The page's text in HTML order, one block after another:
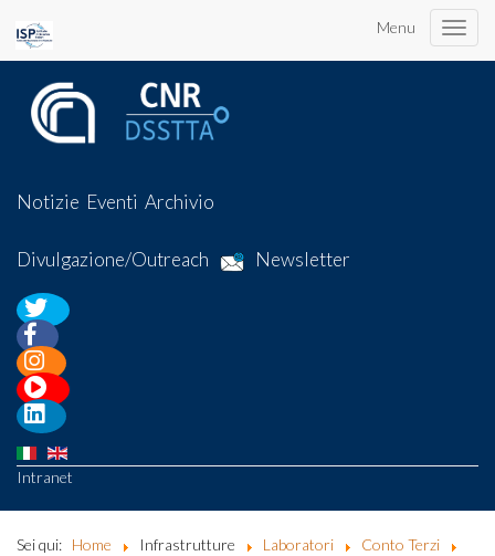
Menu
Toggle
Notizie Eventi Archivio
Divulgazione/Outreach Newsletter
Intranet
Sei qui: Home Infrastrutture Laboratori
Conto Terzi